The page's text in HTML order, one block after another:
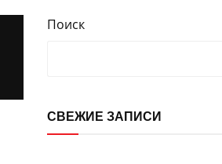
Поиск
СВЕЖИЕ ЗАПИСИ